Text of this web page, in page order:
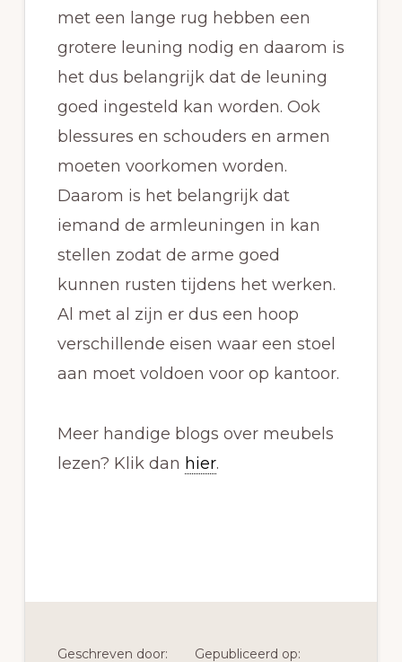
met een lange rug hebben een
grotere leuning nodig en daarom is
het dus belangrijk dat de leuning
goed ingesteld kan worden. Ook
blessures en schouders en armen
moeten voorkomen worden.
Daarom is het belangrijk dat
iemand de armleuningen in kan
stellen zodat de arme goed
kunnen rusten tijdens het werken.
Al met al zijn er dus een hoop
verschillende eisen waar een stoel
aan moet voldoen voor op kantoor.
Meer handige blogs over meubels
lezen? Klik dan hier.
Geschreven door:
Gepubliceerd op: